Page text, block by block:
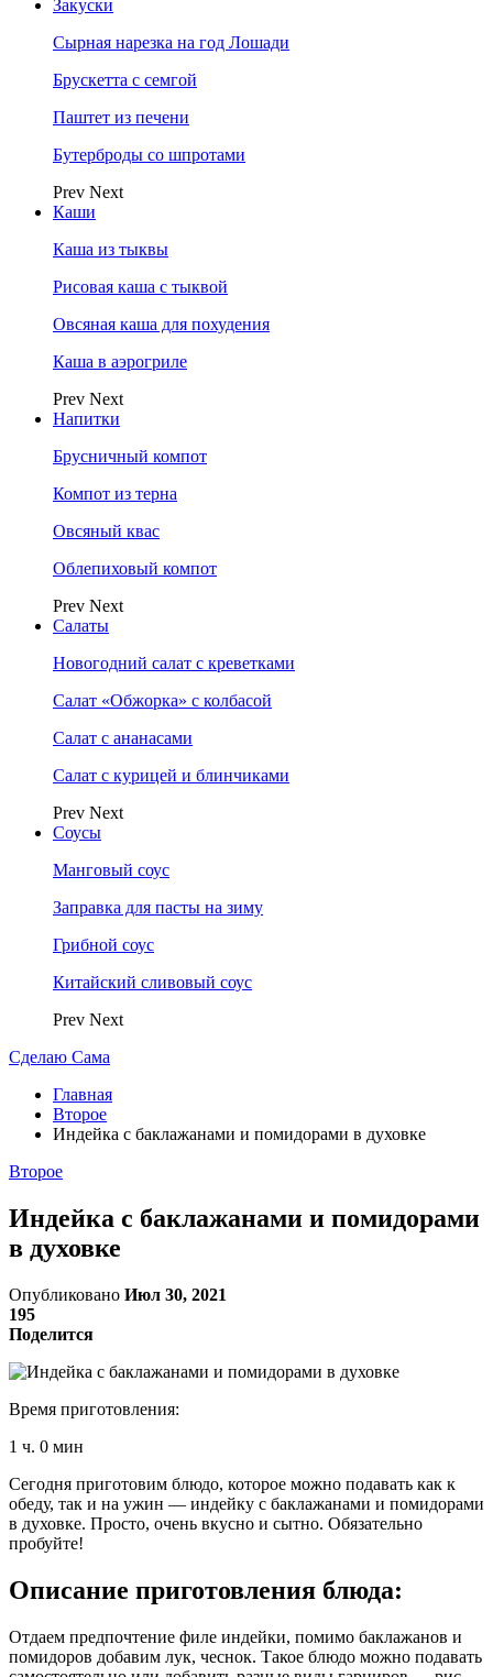
Закуски
Сырная нарезка на год Лошади
Брускетта с семгой
Паштет из печени
Бутерброды со шпротами
Prev Next
Каши
Каша из тыквы
Рисовая каша с тыквой
Овсяная каша для похудения
Каша в аэрогриле
Prev Next
Напитки
Брусничный компот
Компот из терна
Овсяный квас
Облепиховый компот
Prev Next
Салаты
Новогодний салат с креветками
Салат «Обжорка» с колбасой
Салат с ананасами
Салат с курицей и блинчиками
Prev Next
Соусы
Манговый соус
Заправка для пасты на зиму
Грибной соус
Китайский сливовый соус
Prev Next
Сделаю Сама
Главная
Второе
Индейка с баклажанами и помидорами в духовке
Второе
Индейка с баклажанами и помидорами
в духовке
Опубликовано Июл 30, 2021
195
Поделится
Время приготовления:
1 ч. 0 мин
Сегодня приготовим блюдо, которое можно подавать как к
обеду, так и на ужин — индейку с баклажанами и помидорами
в духовке. Просто, очень вкусно и сытно. Обязательно
пробуйте!
Описание приготовления блюда:
Отдаем предпочтение филе индейки, помимо баклажанов и
помидоров добавим лук, чеснок. Такое блюдо можно подавать